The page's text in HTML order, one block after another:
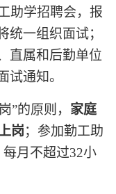
助学招聘会，报
统一组织面试；
直属和后勤单位
试通知。
”的原则， 家庭
岗；参加勤工助
每月不超过32小